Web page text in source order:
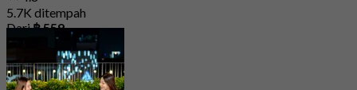
5.7K ditempah
Dari฿ 559